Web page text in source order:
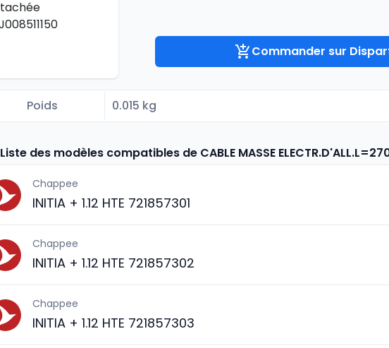
Commander sur
Poids 0.015 kg
Liste des modèles compatibles de CABLE MASSE
Chappee
INITIA + 1.12 HTE 721857301
Chappee
INITIA + 1.12 HTE 721857302
Chappee
INITIA + 1.12 HTE 721857303